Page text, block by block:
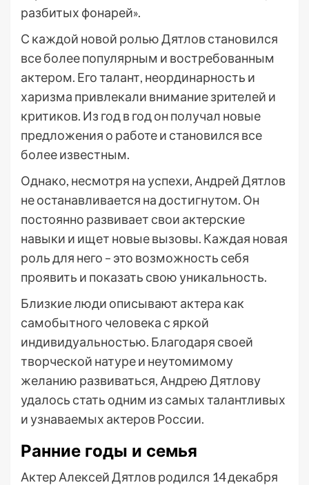
разбитых фонарей».
С каждой новой ролью Дятлов становился
все более популярным и востребованным
актером. Его талант, неординарность и
харизма привлекали внимание зрителей и
критиков. Из год в год он получал новые
предложения о работе и становился все
более известным.
Однако, несмотря на успехи, Андрей Дятлов
не останавливается на достигнутом. Он
постоянно развивает свои актерские
навыки и ищет новые вызовы. Каждая новая
роль для него – это возможность себя
проявить и показать свою уникальность.
Близкие люди описывают актера как
самобытного человека с яркой
индивидуальностью. Благодаря своей
творческой натуре и неутомимому
желанию развиваться, Андрею Дятлову
удалось стать одним из самых талантливых
и узнаваемых актеров России.
Ранние годы и семья
Актер Алексей Дятлов родился 14 декабря